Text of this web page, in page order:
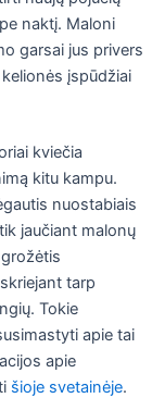
naktį. Maloni
garsai jus privers
įspūdžiai
kviečia
kitu kampu.
nuostabiais
jaučiant malonų
tarp
Tokie
apie tai
apie
šioje svetainėje.